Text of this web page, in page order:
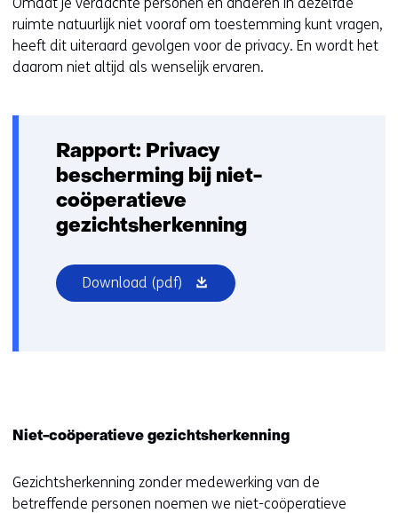
ruimte natuurlijk niet vooraf om toestemming kunt vragen,
heeft dit uiteraard gevolgen voor de privacy. En wordt het
daarom niet altijd als wenselijk ervaren.
Rapport: Privacy
bescherming bij niet-
coöperatieve
gezichtsherkenning
Download (pdf) (opent
in
Niet-coöperatieve gezichtsherkenning
Gezichtsherkenning zonder medewerking van de
betreffende personen noemen we niet-coöperatieve